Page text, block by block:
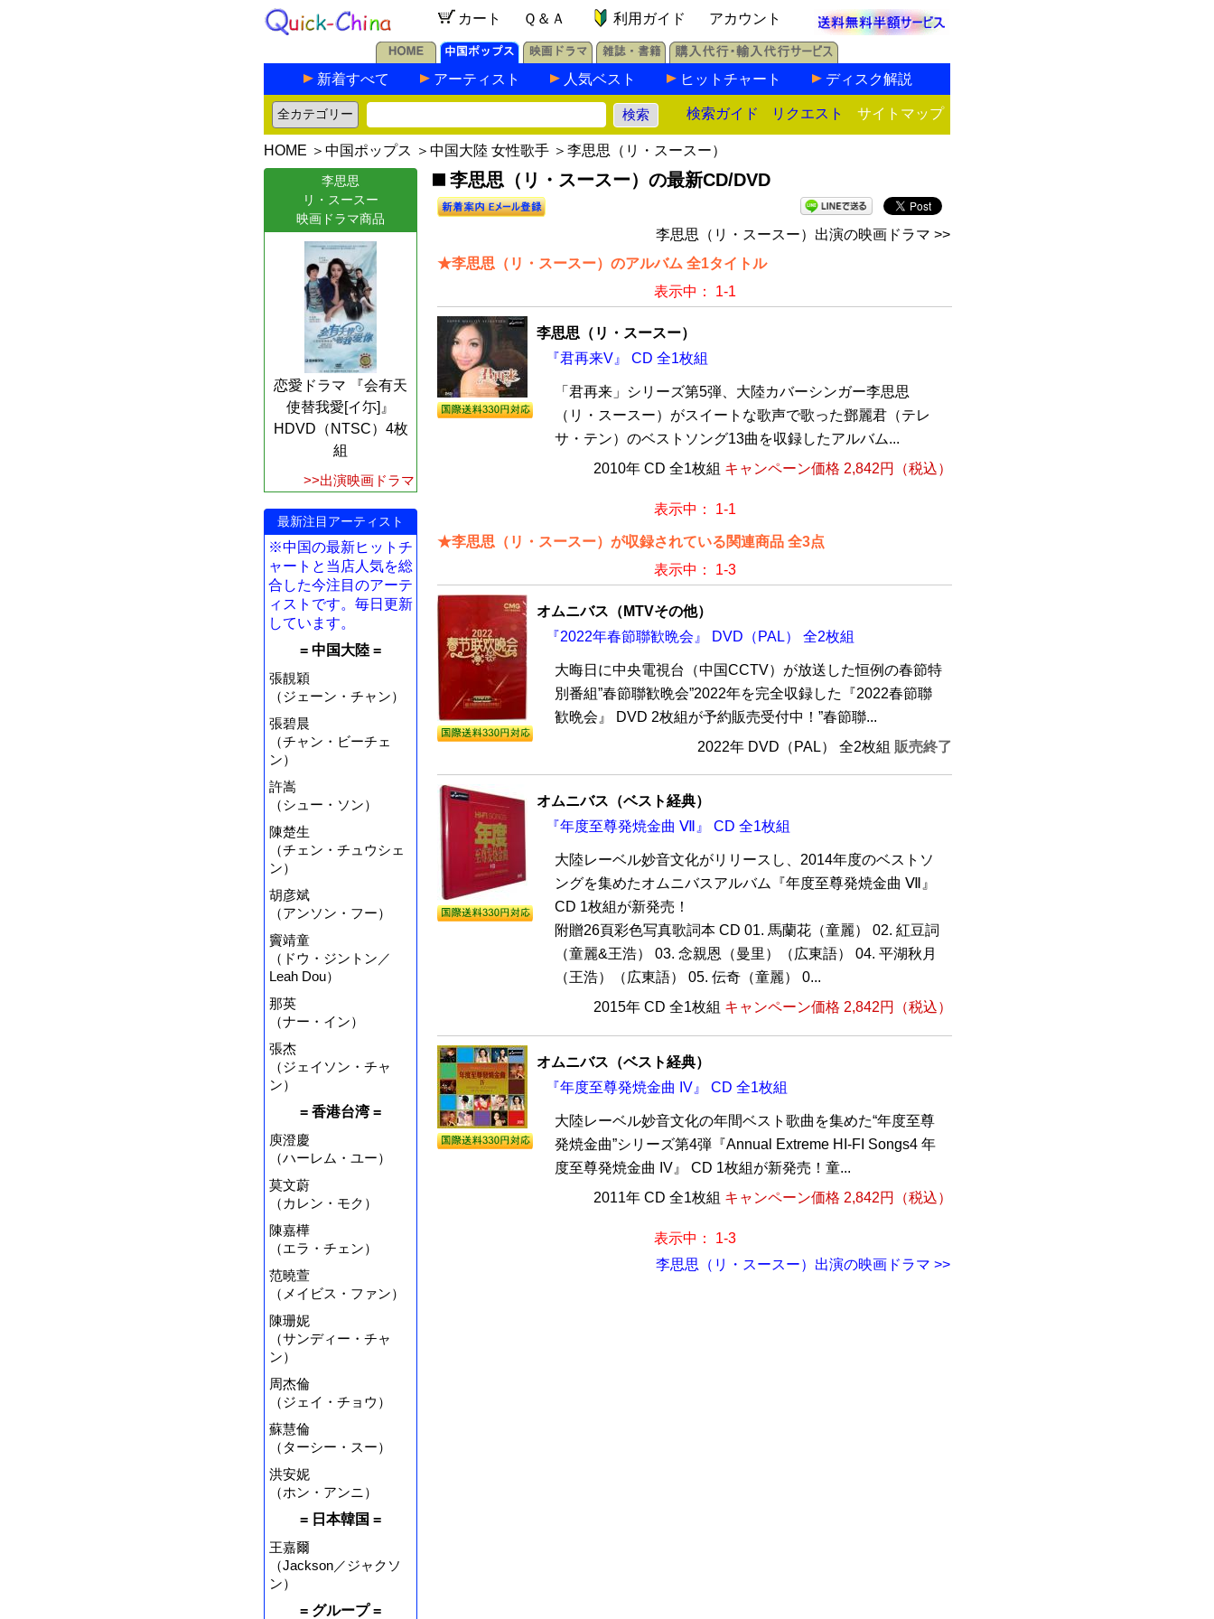
カート Ｑ＆Ａ 利用ガイド アカウント
新着すべて アーティスト 人気ベスト ヒットチャート ディスク解説
検索ガイド リクエスト サイトマップ
HOME ＞ 中国ポップス ＞ 中国大陸 女性歌手 ＞李思思（リ・スースー）
李思思
リ・スースー
映画ドラマ商品
恋愛ドラマ 『会有天
使替我愛[イ尓]』
HDVD（NTSC）4枚
組
>>出演映画ドラマ
最新注目アーティスト
※中国の最新ヒットチ
ャートと当店人気を総
合した今注目のアーテ
ィストです。毎日更新
しています。
= 中国大陸 =
張靚穎
（ジェーン・チャン）
張碧晨
（チャン・ビーチェ
ン）
許嵩
（シュー・ソン）
陳楚生
（チェン・チュウシェ
ン）
胡彦斌
（アンソン・フー）
竇靖童
（ドウ・ジントン／
Leah Dou）
那英
（ナー・イン）
張杰
（ジェイソン・チャ
ン）
= 香港台湾 =
庾澄慶
（ハーレム・ユー）
莫文蔚
（カレン・モク）
陳嘉樺
（エラ・チェン）
范曉萱
（メイビス・ファン）
陳珊妮
（サンディー・チャ
ン）
周杰倫
（ジェイ・チョウ）
蘇慧倫
（ターシー・スー）
洪安妮
（ホン・アンニ）
= 日本韓国 =
王嘉爾
（Jackson／ジャクソ
ン）
= グループ =
李思思（リ・スースー）の最新CD/DVD
李思思（リ・スースー）出演の映画ドラマ >>
★李思思（リ・スースー）のアルバム 全1タイトル
表示中： 1-1
李思思（リ・スースー）
『君再来V』 CD 全1枚組
「君再来」シリーズ第5弾、大陸カバーシンガー李思思
（リ・スースー）がスイートな歌声で歌った鄧麗君（テレ
サ・テン）のベストソング13曲を収録したアルバム...
2010年 CD 全1枚組 キャンペーン価格 2,842円（税込）
表示中： 1-1
★李思思（リ・スースー）が収録されている関連商品 全3点
表示中： 1-3
オムニバス（MTVその他）
『2022年春節聯歓晩会』 DVD（PAL） 全2枚組
大晦日に中央電視台（中国CCTV）が放送した恒例の春節特
別番組”春節聯歓晩会”2022年を完全収録した『2022春節聯
歓晩会』 DVD 2枚組が予約販売受付中！”春節聯...
2022年 DVD（PAL） 全2枚組 販売終了
オムニバス（ベスト経典）
『年度至尊発焼金曲 Ⅶ』 CD 全1枚組
大陸レーベル妙音文化がリリースし、2014年度のベストソ
ングを集めたオムニバスアルバム『年度至尊発焼金曲 Ⅶ』
CD 1枚組が新発売！
附贈26頁彩色写真歌詞本 CD 01. 馬蘭花（童麗） 02. 紅豆詞
（童麗&王浩） 03. 念親恩（曼里）（広東語） 04. 平湖秋月
（王浩）（広東語） 05. 伝奇（童麗） 0...
2015年 CD 全1枚組 キャンペーン価格 2,842円（税込）
オムニバス（ベスト経典）
『年度至尊発焼金曲 IV』 CD 全1枚組
大陸レーベル妙音文化の年間ベスト歌曲を集めた“年度至尊
発焼金曲”シリーズ第4弾『Annual Extreme HI-FI Songs4 年
度至尊発焼金曲 IV』 CD 1枚組が新発売！童...
2011年 CD 全1枚組 キャンペーン価格 2,842円（税込）
表示中： 1-3
李思思（リ・スースー）出演の映画ドラマ >>